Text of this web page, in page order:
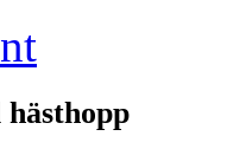
hästhopp